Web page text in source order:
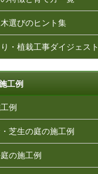
選びのヒント集
・植栽工事ダイジェスト
工例
例
芝生の庭の施工例
の施工例